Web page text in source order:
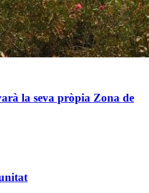
la seva pròpia Zona de